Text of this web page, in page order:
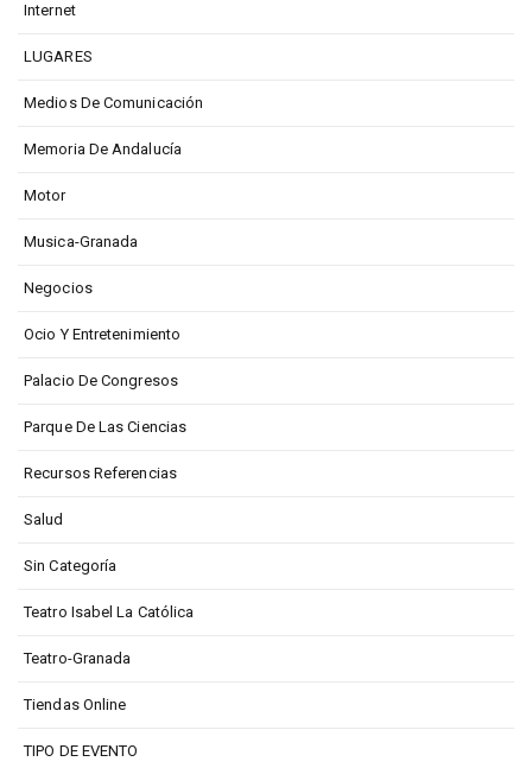
Internet
LUGARES
Medios De Comunicación
Memoria De Andalucía
Motor
Musica-Granada
Negocios
Ocio Y Entretenimiento
Palacio De Congresos
Parque De Las Ciencias
Recursos Referencias
Salud
Sin Categoría
Teatro Isabel La Católica
Teatro-Granada
Tiendas Online
TIPO DE EVENTO